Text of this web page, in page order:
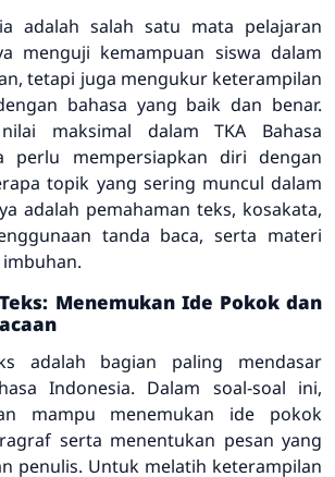
adalah salah satu mata pelajaran
menguji kemampuan siswa dalam
tetapi juga mengukur keterampilan
bahasa yang baik dan benar.
maksimal dalam TKA Bahasa
perlu mempersiapkan diri dengan
topik yang sering muncul dalam
adalah pemahaman teks, kosakata,
tanda baca, serta materi
Menemukan Ide Pokok dan
adalah bagian paling mendasar
Indonesia. Dalam soal-soal ini,
mampu menemukan ide pokok
serta menentukan pesan yang
penulis. Untuk melatih keterampilan